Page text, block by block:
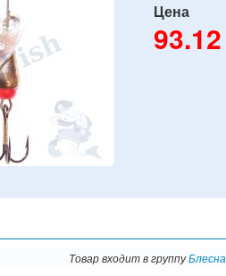
Цена
93.12
Товар входит в группу